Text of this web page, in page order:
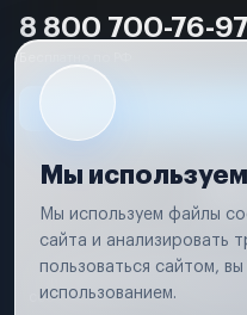
8 800 700-76-97
Условия
Вся информация,
соответствии с положениями
Мы
Мы используем файлы
сайта и анализировать
пользоваться сайтом,
использованием.